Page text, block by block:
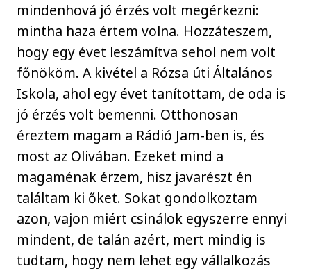
mindenhová jó érzés volt megérkezni:
mintha haza értem volna. Hozzáteszem,
hogy egy évet leszámítva sehol nem volt
főnököm. A kivétel a Rózsa úti Általános
Iskola, ahol egy évet tanítottam, de oda is
jó érzés volt bemenni. Otthonosan
éreztem magam a Rádió Jam-ben is, és
most az Olivában. Ezeket mind a
magaménak érzem, hisz javarészt én
találtam ki őket. Sokat gondolkoztam
azon, vajon miért csinálok egyszerre ennyi
mindent, de talán azért, mert mindig is
tudtam, hogy nem lehet egy vállalkozás